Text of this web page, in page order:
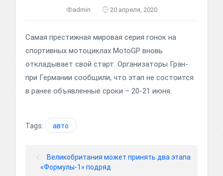
admin 20 апреля, 2020
Самая престижная мировая серия гонок на
спортивных мотоциклах MotoGP вновь
откладывает свой старт. Организаторы Гран-
при Германии сообщили, что этап не состоится
в ранее объявленные сроки – 20-21 июня.
Tags: авто
Великобритания может принять два этапа
«Формулы-1» подряд